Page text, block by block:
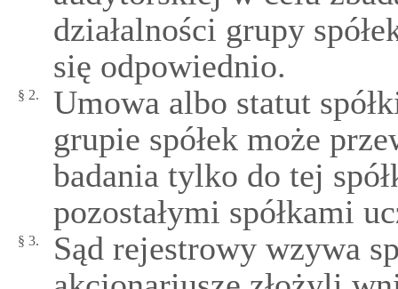
działalności grupy
się odpowiednio.
§ 2.
Umowa albo statut
grupie spółek może
badania tylko do tej
pozostałymi spółkami
§ 3.
Sąd rejestrowy wzywa